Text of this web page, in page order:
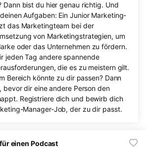
Dann bist du hier genau richtig. Und
Aufgaben: Ein Junior Marketing-
das Marketingteam bei der
von Marketingstrategien, um
oder das Unternehmen zu fördern.
jeden Tag andere spannende
die es zu meistern gilt.
Bereich könnte zu dir passen? Dann
bevor dir eine andere Person den
Registriere dich und bewirb dich
Manager-Job, der zu dir passt.
einen Podcast